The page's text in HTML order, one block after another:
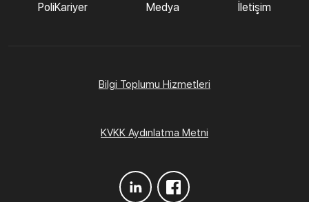
PoliKariyer Medya İletişim
Bilgi Toplumu Hizmetleri
KVKK Aydınlatma Metni